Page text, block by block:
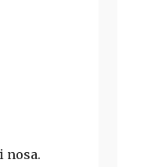
nosa.